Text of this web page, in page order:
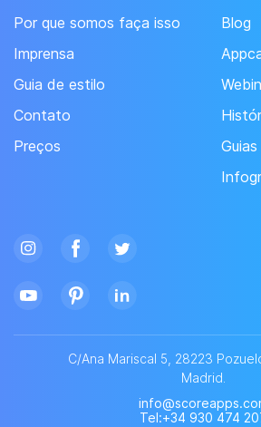
Por que somos faça isso
Imprensa
Guia de estilo
Contato
Preços
Blog
C/Ana Mariscal 5, 28223
Madrid.
Tel:+34 930 474